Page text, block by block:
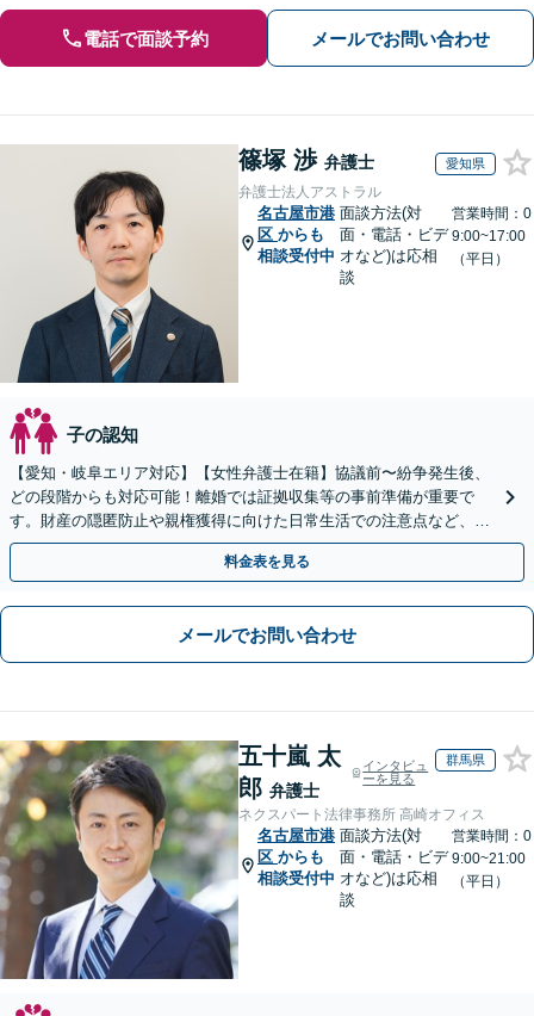
電話で面談予約 メールでお問い合わせ
篠塚 渉 弁護士 愛知県
弁護士法人アストラル
名古屋市港
区 からも
相談受付中
面談方法(対
面・電話・ビデ
オなど)は応相
談
営業時間：0
9:00~17:00
（平日）
子の認知
【愛知・岐阜エリア対応】【女性弁護士在籍】協議前〜紛争発生後、
どの段階からも対応可能！離婚では証拠収集等の事前準備が重要で
す。財産の隠匿防止や親権獲得に向けた日常生活での注意点など、フ
ェーズに応じたアドバイスを提供します【子連れの相談OK】
料金表を見る
メールでお問い合わせ
五十嵐 太
郎 弁護士
インタビュ
ーを見る
群馬県
ネクスパート法律事務所 高崎オフィス
名古屋市港
区 からも
相談受付中
面談方法(対
面・電話・ビデ
オなど)は応相
談
営業時間：0
9:00~21:00
（平日）